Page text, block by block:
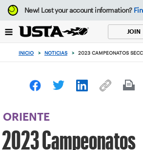
Enfoque
desde
botón
volver
principio
New!Lost your account information?
JOIN
INICIO > NOTICIAS > 2023 CAMPEONATOS
ORIENTE
2023 Campeonatos